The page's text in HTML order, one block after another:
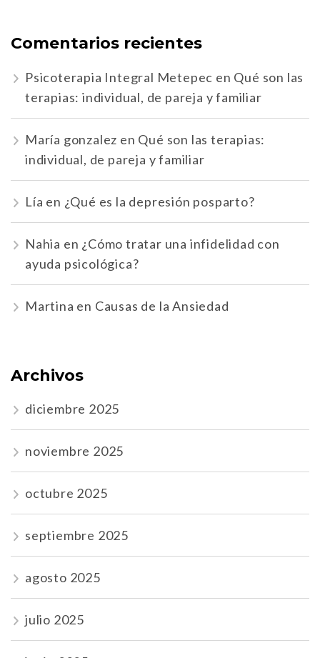
Comentarios recientes
Psicoterapia Integral Metepec en Qué son las
terapias: individual, de pareja y familiar
María gonzalez en Qué son las terapias:
individual, de pareja y familiar
Lía en ¿Qué es la depresión posparto?
Nahia en ¿Cómo tratar una infidelidad con
ayuda psicológica?
Martina en Causas de la Ansiedad
Archivos
diciembre 2025
noviembre 2025
octubre 2025
septiembre 2025
agosto 2025
julio 2025